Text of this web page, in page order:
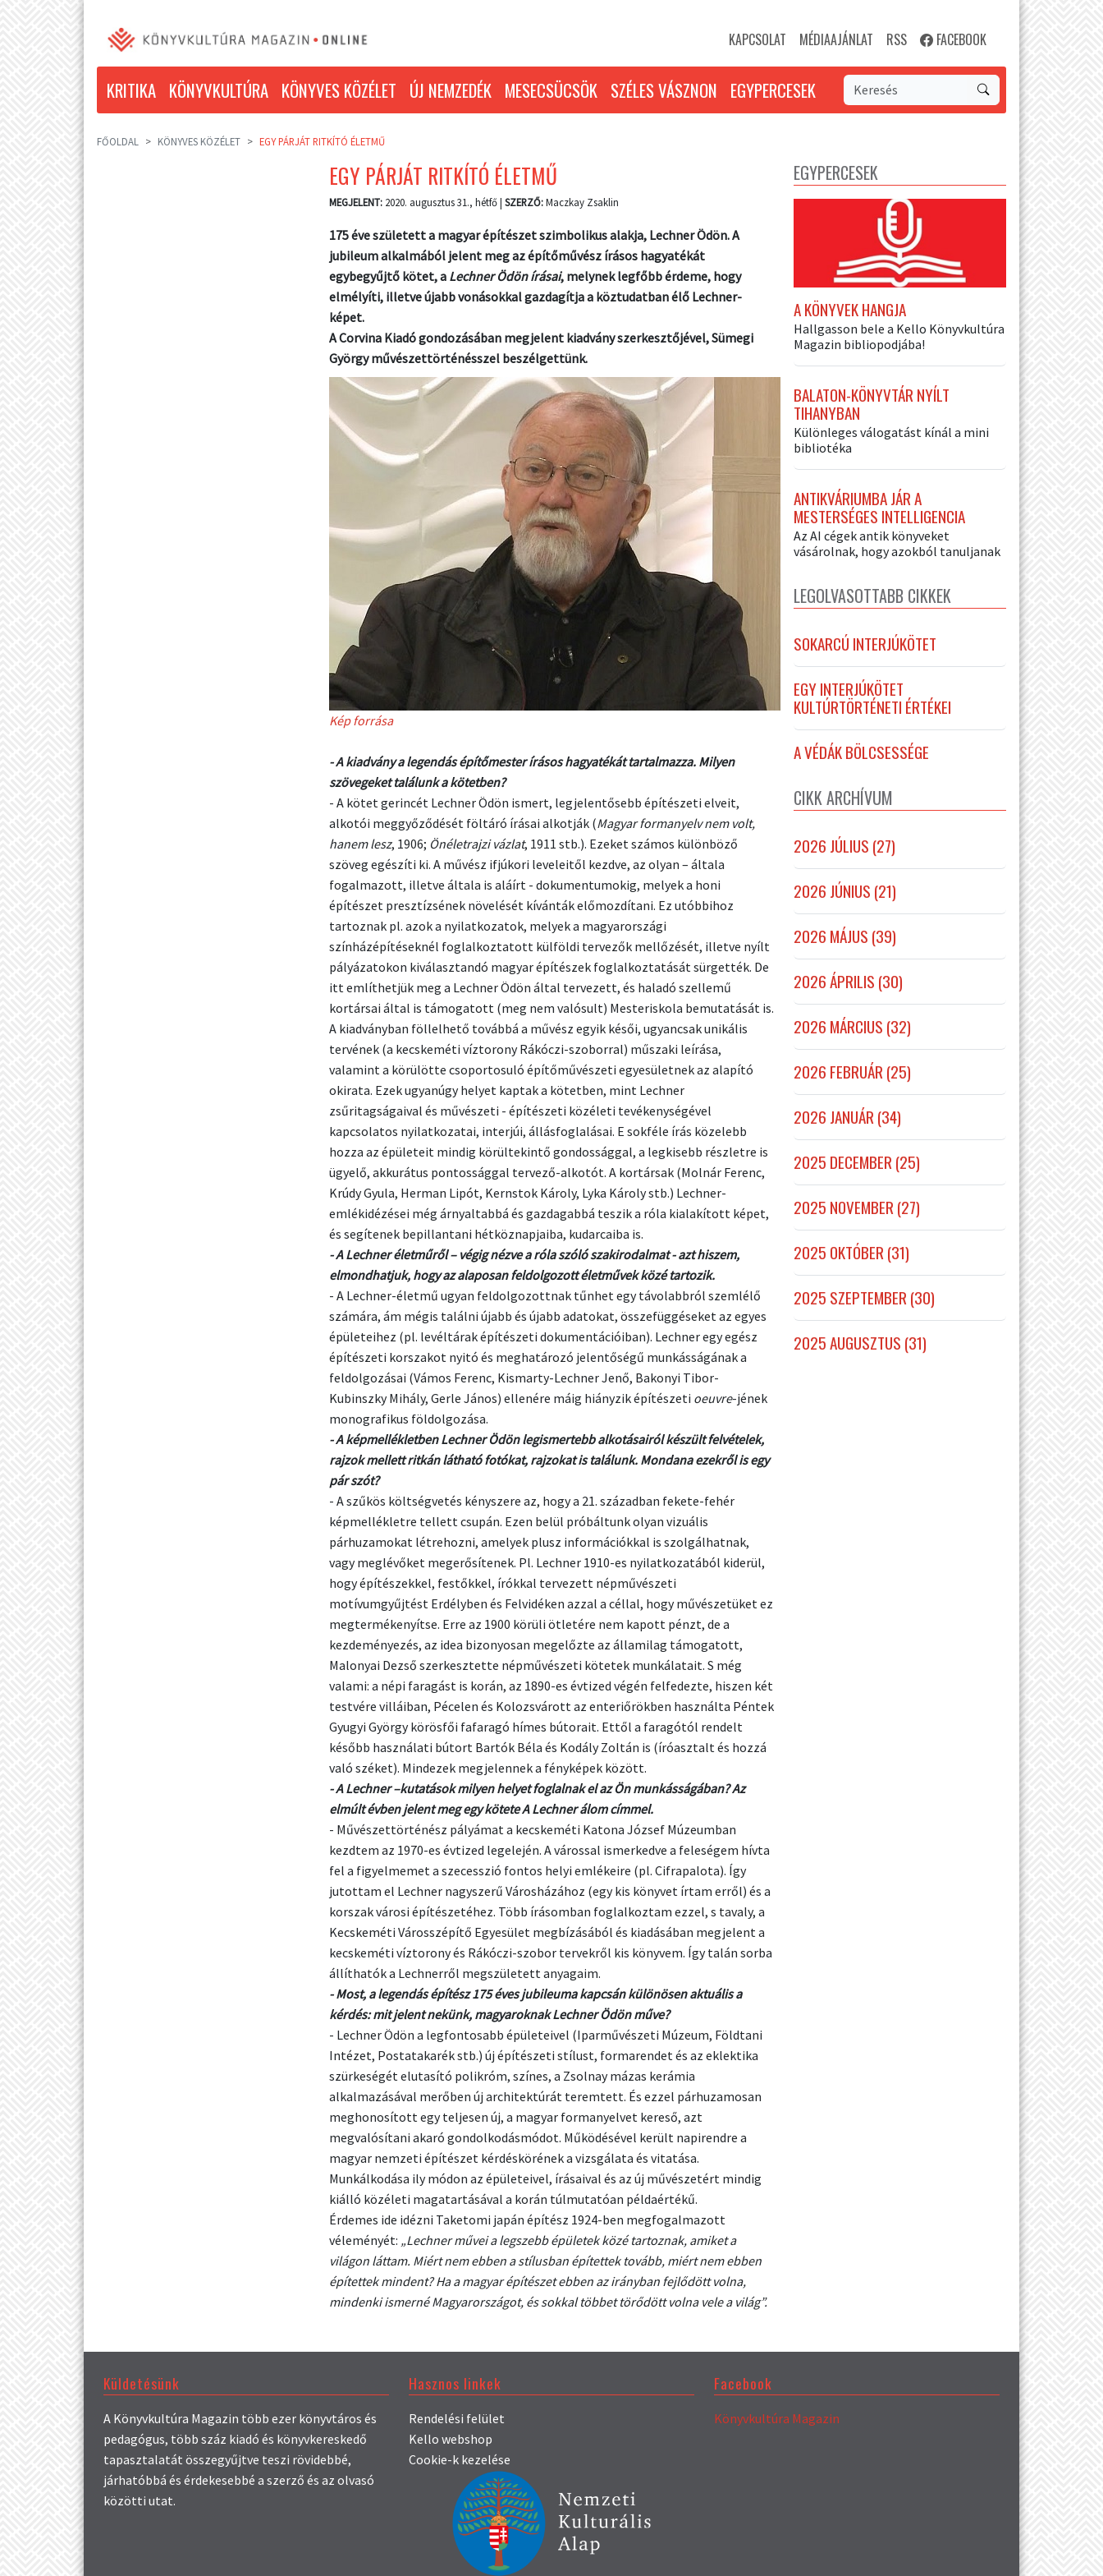
KAPCSOLAT MÉDIAAJÁNLAT RSS FACEBOOK
KRITIKA KÖNYVKULTÚRA KÖNYVES KÖZÉLET ÚJ NEMZEDÉK MESECSÜCSÖK SZÉLES VÁSZNON EGYPERCESEK
FŐOLDAL KÖNYVES KÖZÉLET EGY PÁRJÁT RITKÍTÓ ÉLETMŰ
EGY PÁRJÁT RITKÍTÓ ÉLETMŰ
MEGJELENT: 2020. augusztus 31., hétfő | SZERZŐ:Maczkay Zsaklin
175 éve született a magyar építészet szimbolikus alakja, Lechner Ödön. A
jubileum alkalmából jelent meg az építőművész írásos hagyatékát
egybegyűjtő kötet, a Lechner Ödön írásai, melynek legfőbb érdeme, hogy
elmélyíti, illetve újabb vonásokkal gazdagítja a köztudatban élő Lechner-
képet.
A Corvina Kiadó gondozásában megjelent kiadvány szerkesztőjével, Sümegi
György művészettörténésszel beszélgettünk.
Kép forrása
- A kiadvány a legendás építőmester írásos hagyatékát tartalmazza. Milyen
szövegeket találunk a kötetben?
- A kötet gerincét Lechner Ödön ismert, legjelentősebb építészeti elveit,
alkotói meggyőződését föltáró írásai alkotják (Magyar formanyelv nem volt,
hanem lesz, 1906; Önéletrajzi vázlat, 1911 stb.). Ezeket számos különböző
szöveg egészíti ki. A művész ifjúkori leveleitől kezdve, az olyan – általa
fogalmazott, illetve általa is aláírt - dokumentumokig, melyek a honi
építészet presztízsének növelését kívánták előmozdítani. Ez utóbbihoz
tartoznak pl. azok a nyilatkozatok, melyek a magyarországi
színházépítéseknél foglalkoztatott külföldi tervezők mellőzését, illetve nyílt
pályázatokon kiválasztandó magyar építészek foglalkoztatását sürgették. De
itt említhetjük meg a Lechner Ödön által tervezett, és haladó szellemű
kortársai által is támogatott (meg nem valósult) Mesteriskola bemutatását is.
A kiadványban föllelhető továbbá a művész egyik késői, ugyancsak unikális
tervének (a kecskeméti víztorony Rákóczi-szoborral) műszaki leírása,
valamint a körülötte csoportosuló építőművészeti egyesületnek az alapító
okirata. Ezek ugyanúgy helyet kaptak a kötetben, mint Lechner
zsűritagságaival és művészeti - építészeti közéleti tevékenységével
kapcsolatos nyilatkozatai, interjúi, állásfoglalásai. E sokféle írás közelebb
hozza az épületeit mindig körültekintő gondossággal, a legkisebb részletre is
ügyelő, akkurátus pontossággal tervező-alkotót. A kortársak (Molnár Ferenc,
Krúdy Gyula, Herman Lipót, Kernstok Károly, Lyka Károly stb.) Lechner-
emlékidézései még árnyaltabbá és gazdagabbá teszik a róla kialakított képet,
és segítenek bepillantani hétköznapjaiba, kudarcaiba is.
- A Lechner életműről – végig nézve a róla szóló szakirodalmat - azt hiszem,
elmondhatjuk, hogy az alaposan feldolgozott életművek közé tartozik.
- A Lechner-életmű ugyan feldolgozottnak tűnhet egy távolabbról szemlélő
számára, ám mégis találni újabb és újabb adatokat, összefüggéseket az egyes
épületeihez (pl. levéltárak építészeti dokumentációiban). Lechner egy egész
építészeti korszakot nyitó és meghatározó jelentőségű munkásságának a
feldolgozásai (Vámos Ferenc, Kismarty-Lechner Jenő, Bakonyi Tibor-
Kubinszky Mihály, Gerle János) ellenére máig hiányzik építészeti oeuvre-jének
monografikus földolgozása.
- A képmellékletben Lechner Ödön legismertebb alkotásairól készült felvételek,
rajzok mellett ritkán látható fotókat, rajzokat is találunk. Mondana ezekről is egy
pár szót?
- A szűkös költségvetés kényszere az, hogy a 21. században fekete-fehér
képmellékletre tellett csupán. Ezen belül próbáltunk olyan vizuális
párhuzamokat létrehozni, amelyek plusz információkkal is szolgálhatnak,
vagy meglévőket megerősítenek. Pl. Lechner 1910-es nyilatkozatából kiderül,
hogy építészekkel, festőkkel, írókkal tervezett népművészeti
motívumgyűjtést Erdélyben és Felvidéken azzal a céllal, hogy művészetüket ez
megtermékenyítse. Erre az 1900 körüli ötletére nem kapott pénzt, de a
kezdeményezés, az idea bizonyosan megelőzte az államilag támogatott,
Malonyai Dezső szerkesztette népművészeti kötetek munkálatait. S még
valami: a népi faragást is korán, az 1890-es évtized végén felfedezte, hiszen két
testvére villáiban, Pécelen és Kolozsvárott az enteriőrökben használta Péntek
Gyugyi György körösfői fafaragó hímes bútorait. Ettől a faragótól rendelt
később használati bútort Bartók Béla és Kodály Zoltán is (íróasztalt és hozzá
való széket). Mindezek megjelennek a fényképek között.
- A Lechner –kutatások milyen helyet foglalnak el az Ön munkásságában? Az
elmúlt évben jelent meg egy kötete A Lechner álom címmel.
- Művészettörténész pályámat a kecskeméti Katona József Múzeumban
kezdtem az 1970-es évtized legelején. A várossal ismerkedve a feleségem hívta
fel a figyelmemet a szecesszió fontos helyi emlékeire (pl. Cifrapalota). Így
jutottam el Lechner nagyszerű Városházához (egy kis könyvet írtam erről) és a
korszak városi építészetéhez. Több írásomban foglalkoztam ezzel, s tavaly, a
Kecskeméti Városszépítő Egyesület megbízásából és kiadásában megjelent a
kecskeméti víztorony és Rákóczi-szobor tervekről kis könyvem. Így talán sorba
állíthatók a Lechnerről megszületett anyagaim.
- Most, a legendás építész 175 éves jubileuma kapcsán különösen aktuális a
kérdés: mit jelent nekünk, magyaroknak Lechner Ödön műve?
- Lechner Ödön a legfontosabb épületeivel (Iparművészeti Múzeum, Földtani
Intézet, Postatakarék stb.) új építészeti stílust, formarendet és az eklektika
szürkeségét elutasító polikróm, színes, a Zsolnay mázas kerámia
alkalmazásával merőben új architektúrát teremtett. És ezzel párhuzamosan
meghonosított egy teljesen új, a magyar formanyelvet kereső, azt
megvalósítani akaró gondolkodásmódot. Működésével került napirendre a
magyar nemzeti építészet kérdéskörének a vizsgálata és vitatása.
Munkálkodása ily módon az épületeivel, írásaival és az új művészetért mindig
kiálló közéleti magatartásával a korán túlmutatóan példaértékű.
Érdemes ide idézni Taketomi japán építész 1924-ben megfogalmazott
véleményét: „Lechner művei a legszebb épületek közé tartoznak, amiket a
világon láttam. Miért nem ebben a stílusban építettek tovább, miért nem ebben
építettek mindent? Ha a magyar építészet ebben az irányban fejlődött volna,
mindenki ismerné Magyarországot, és sokkal többet törődött volna vele a világ”.
EGYPERCESEK
A KÖNYVEK HANGJA
Hallgasson bele a Kello Könyvkultúra
Magazin bibliopodjába!
BALATON-KÖNYVTÁR NYÍLT
TIHANYBAN
Különleges válogatást kínál a mini
bibliotéka
ANTIKVÁRIUMBA JÁR A
MESTERSÉGES INTELLIGENCIA
Az AI cégek antik könyveket
vásárolnak, hogy azokból tanuljanak
LEGOLVASOTTABB CIKKEK
SOKARCÚ INTERJÚKÖTET
EGY INTERJÚKÖTET
KULTÚRTÖRTÉNETI ÉRTÉKEI
A VÉDÁK BÖLCSESSÉGE
CIKK ARCHÍVUM
2026 JÚLIUS (27)
2026 JÚNIUS (21)
2026 MÁJUS (39)
2026 ÁPRILIS (30)
2026 MÁRCIUS (32)
2026 FEBRUÁR (25)
2026 JANUÁR (34)
2025 DECEMBER (25)
2025 NOVEMBER (27)
2025 OKTÓBER (31)
2025 SZEPTEMBER (30)
2025 AUGUSZTUS (31)
Küldetésünk
A Könyvkultúra Magazin több ezer könyvtáros és
pedagógus, több száz kiadó és könyvkereskedő
tapasztalatát összegyűjtve teszi rövidebbé,
járhatóbbá és érdekesebbé a szerző és az olvasó
közötti utat.
Hasznos linkek
Rendelési felület
Kello webshop
Cookie-k kezelése
Facebook
Könyvkultúra Magazin